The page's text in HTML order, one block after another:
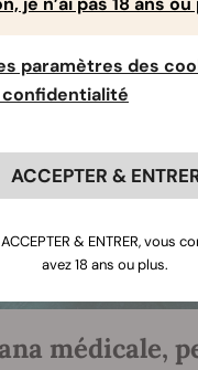
médicale,
paramètres des
ACCEPTER &
& ENTRER, vous
avez 18 ans ou plus.